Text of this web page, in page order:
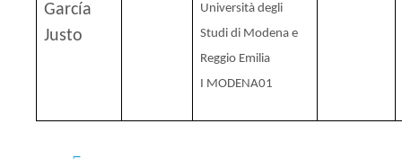
García
Justo
Università degli
Studi di Modena e
Reggio Emilia
I MODENA01